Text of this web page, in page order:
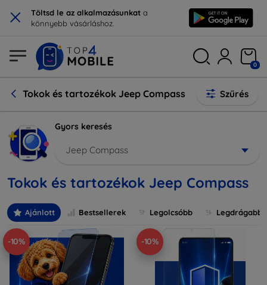
× Töltsd le az alkalmazásunkat a
könnyebb vásárláshoz.
0
Tokok és tartozékok Jeep Compass Szűrés
Gyors keresés
Jeep Compass
Tokok és tartozékok Jeep Compass
Ajánlott Bestsellerek Legolcsóbb Legdrágabb
-10% -10%